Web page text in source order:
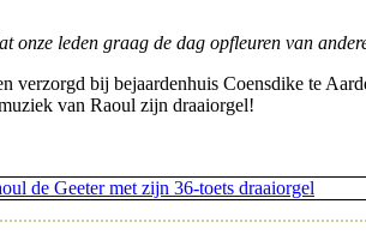
onze leden graag de dag opfleuren van
verzorgd bij bejaardenhuis Coensdike te
van Raoul zijn draaiorgel!